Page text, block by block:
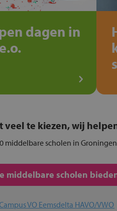
dagen in
veel te kiezen, wij
middelbare scholen in
middelbare scholen
VO Eemsdelta HAVO/VWO